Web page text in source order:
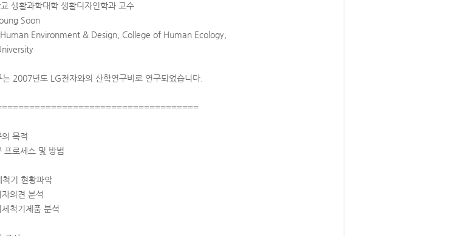
생활과학대학 생활디자인학과 교수
Soon
Environment & Design, College of Human Ecology,
2007년도 LG전자와의 산학연구비로 연구되었습니다.
목적
프로세스 및 방법
척기 현황파악
의견 분석
척기제품 분석